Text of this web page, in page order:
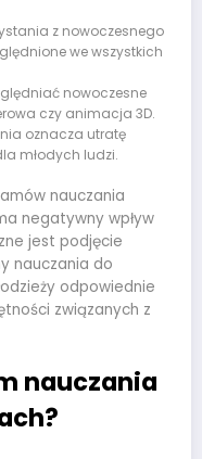
z nowoczesnego
we wszystkich
nowoczesne
czy animacja 3D.
oznacza utratę
młodych ludzi.
nauczania
negatywny wpływ
jest podjęcie
nauczania do
odpowiednie
związanych z
nauczania